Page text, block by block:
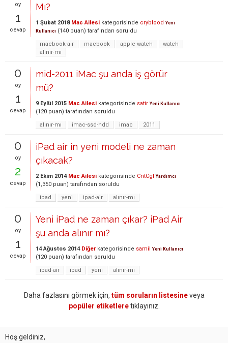
oy
1
cevap
Mı?
1 Şubat 2018 Mac Ailesi kategorisinde cryblood Yeni
Kullanıcı (140 puan) tarafından soruldu
macbook-air
macbook apple-watch
watch
alınır-mı
0
oy
1
cevap
mid-2011 iMac şu anda iş görür
mü?
9 Eylül 2015 Mac Ailesi kategorisinde satir Yeni Kullanıcı
(120 puan) tarafından soruldu
alınır-mı
imac-ssd-hdd imac 2011
0
oy
2
cevap
iPad air in yeni modeli ne zaman
çıkacak?
2 Ekim 2014 Mac Ailesi kategorisinde CntCgl Yardımcı
(1,350 puan) tarafından soruldu
ipad
yeni ipad-air alınır-mı
0
oy
1
cevap
Yeni iPad ne zaman çıkar? iPad Air
şu anda alınır mı?
14 Ağustos 2014 Diğerkategorisinde samil Yeni Kullanıcı
(120 puan) tarafından soruldu
ipad-air
ipad yeni alınır-mı
Daha fazlasını görmek için, tüm soruların listesineveya
popüler etiketleretıklayınız.
Hoş geldiniz,